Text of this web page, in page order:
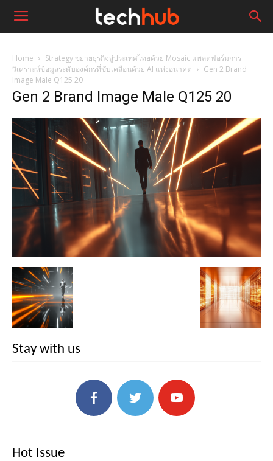
Home
Strategy ขยายธุรกิจสู่ประเทศไทยด้วย Mosaic แพลตฟอร์มการ
วิเคราะห์ข้อมูลระดับองค์กรที่ขับเคลื่อนด้วย AI แห่งอนาคต
Gen 2 Brand
Image Male Q125 20
Gen 2 Brand Image Male Q125 20
Stay with us
Hot Issue